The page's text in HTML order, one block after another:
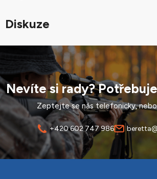
Diskuze
Nevíte si rady?
Zeptejte se nás telefonicky,
+420 602 747 986